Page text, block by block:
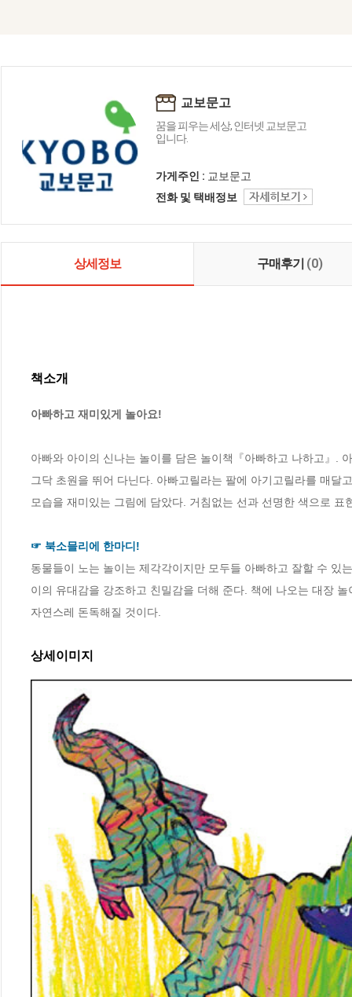
교보문고
꿈을 피우는 세상, 인터넷 교보문고
입니다.
가게주인 : 교보문고
전화 및 택배정보
상세정보 구매후기 (0)
책소개
아빠하고 재미있게 놀아요!
아빠와 아이의 신나는 놀이를 담은 놀이책『아빠하고 나하고』.
그닥 초원을 뛰어 다닌다. 아빠고릴라는 팔에 아기고릴라를 매
모습을 재미있는 그림에 담았다. 거침없는 선과 선명한 색으로
☞ 북소믈리에 한마디!
동물들이 노는 놀이는 제각각이지만 모두들 아빠하고 잘할 수 있
이의 유대감을 강조하고 친밀감을 더해 준다. 책에 나오는 대장
자연스레 돈독해질 것이다.
상세이미지